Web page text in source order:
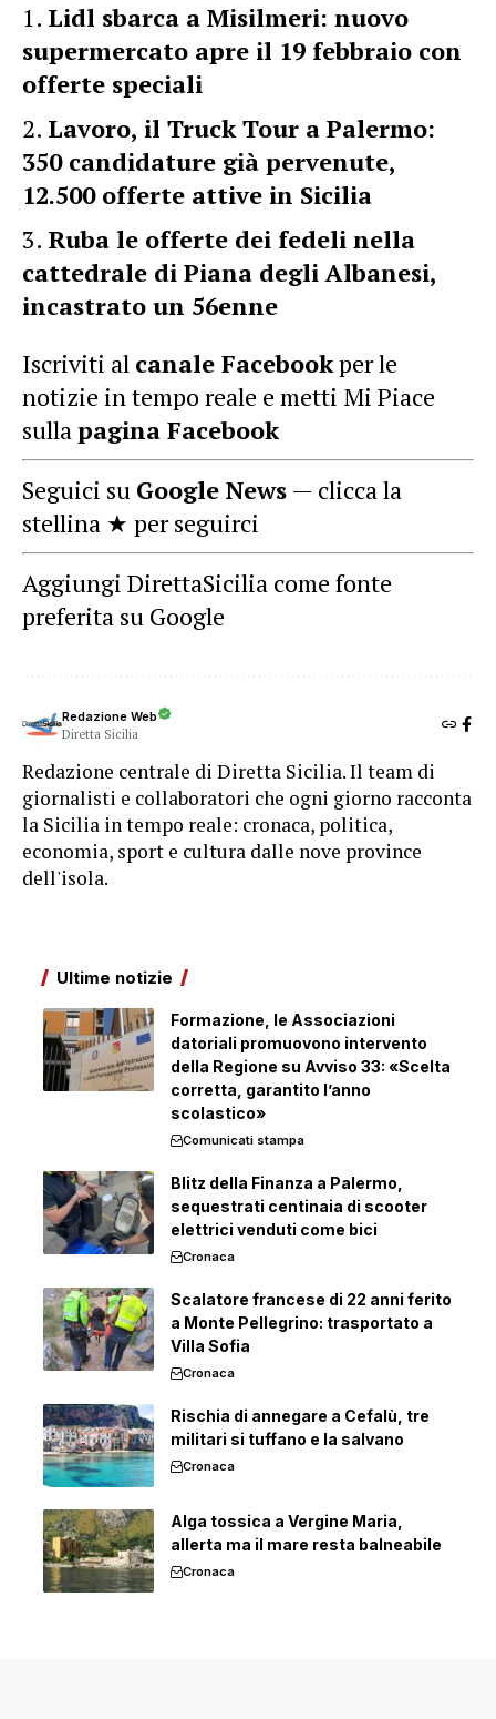
Lidl sbarca a Misilmeri: nuovo
supermercato apre il 19 febbraio con
offerte speciali
Lavoro, il Truck Tour a Palermo:
350 candidature già pervenute,
12.500 offerte attive in Sicilia
Ruba le offerte dei fedeli nella
cattedrale di Piana degli Albanesi,
incastrato un 56enne
Iscriviti al canale Facebookper le
notizie in tempo reale e metti Mi Piace
sullapagina Facebook
Seguici su Google News — clicca la
stellina ★ per seguirci
Aggiungi DirettaSicilia come fonte
preferita su Google
Redazione Web
Diretta Sicilia
Redazione centrale di Diretta Sicilia. Il team di
giornalisti e collaboratori che ogni giorno racconta
la Sicilia in tempo reale: cronaca, politica,
economia, sport e cultura dalle nove province
dell'isola.
Ultime notizie
Formazione, le Associazioni
datoriali promuovono intervento
della Regione su Avviso 33: «Scelta
corretta, garantito l’anno
scolastico»
Comunicati stampa
Blitz della Finanza a Palermo,
sequestrati centinaia di scooter
elettrici venduti come bici
Cronaca
Scalatore francese di 22 anni ferito
a Monte Pellegrino: trasportato a
Villa Sofia
Cronaca
Rischia di annegare a Cefalù, tre
militari si tuffano e la salvano
Cronaca
Alga tossica a Vergine Maria,
allerta ma il mare resta balneabile
Cronaca